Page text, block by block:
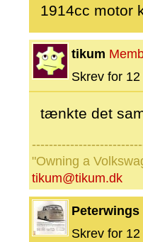
1914cc motor
tikum
Skrev for
tænkte det
"Owning a
tikum@tikum.dk
Peterwings
Skrev for